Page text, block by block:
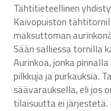
Tähtitieteellinen
Kaivopuiston
maksuttoman
Sään salliessa tornilla
Aurinkoa, jonka
pilkkuja ja purkauksia.
säävarauksella, eli jos
tilaisuutta ei järjestetä.